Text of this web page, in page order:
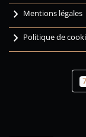
chevron_right Mentions légales
chevron_right Politique de